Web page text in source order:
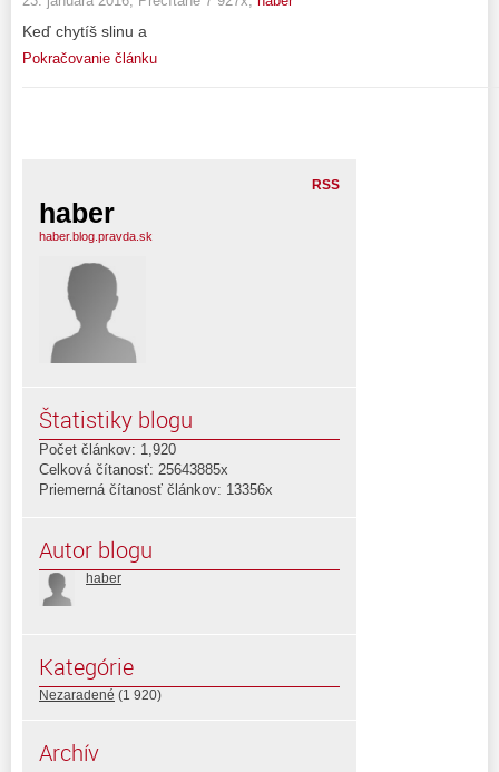
Keď chytíš slinu a
Pokračovanie článku
RSS
haber
haber.blog.pravda.sk
Štatistiky blogu
Počet článkov: 1,920
Celková čítanosť: 25643885x
Priemerná čítanosť článkov: 13356x
Autor blogu
haber
Kategórie
Nezaradené (1 920)
Archív